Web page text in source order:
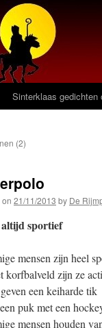
Sinterklaas gedichten
(2)
on 21/11/2013 by De
altijd sportief
mensen zijn heel
korfbalveld zijn ze
een keiharde tik
puk met een
mensen houden